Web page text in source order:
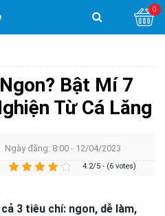
0
Bật Mí 7
Từ Cá Lăng
Ngày đăng: 8:00 - 12/04/2023
4.2/5 - (6 votes)
3 tiêu chí: ngon, dễ làm,